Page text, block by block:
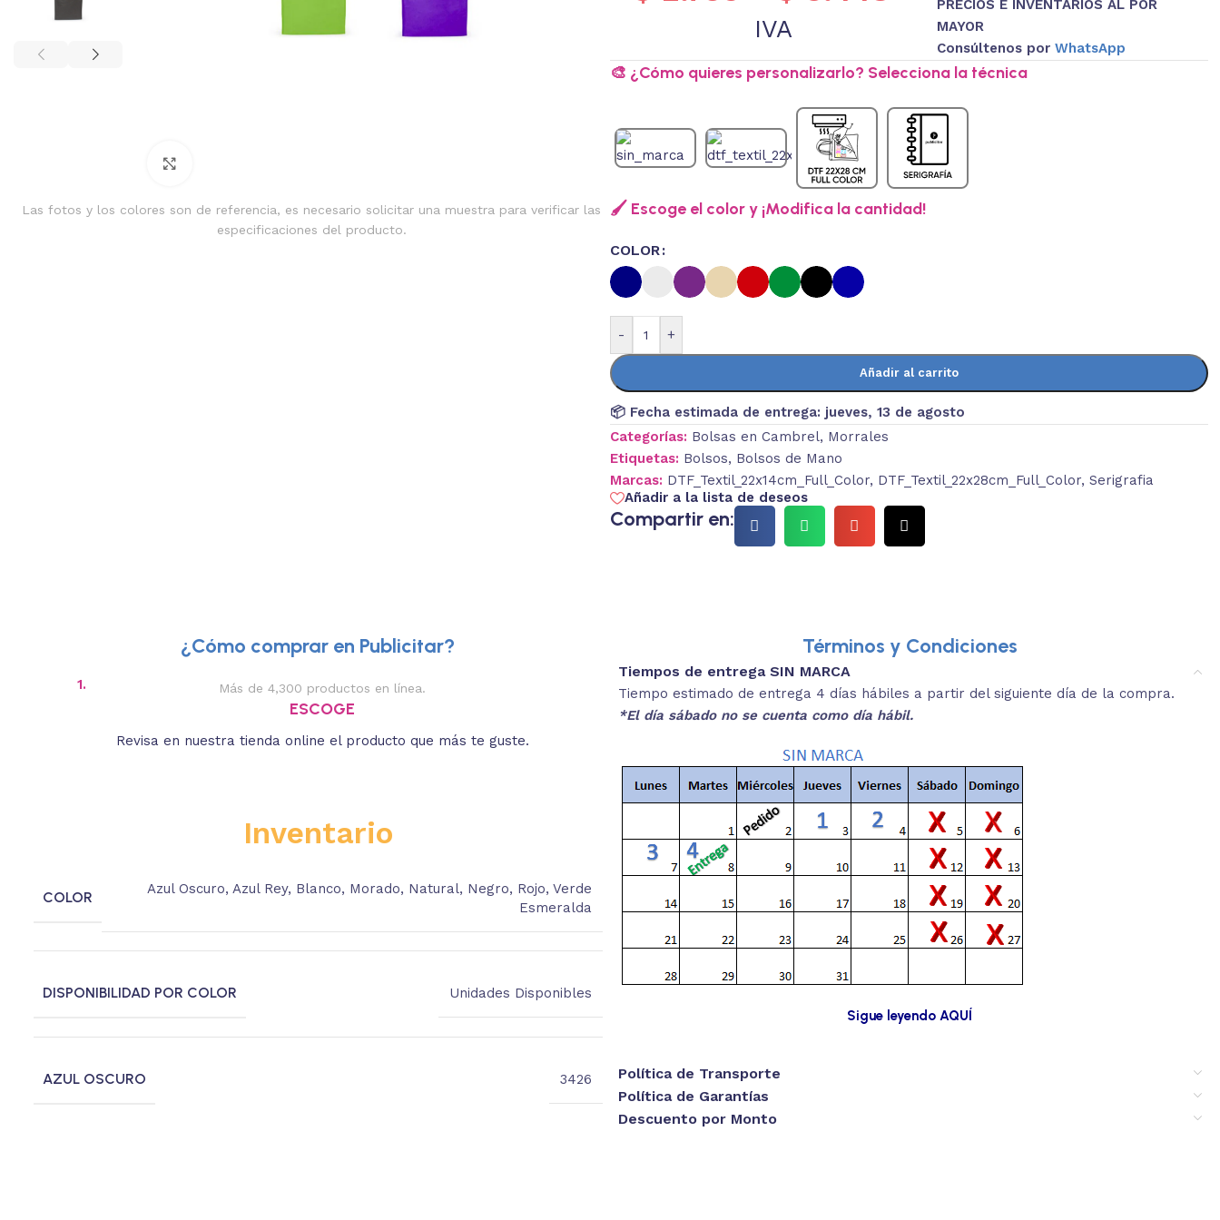
Las fotos y los colores son de referencia, es necesario solicitar una muestra para verificar las
especificaciones del producto.
IVA
PRECIOS E INVENTARIOS AL POR
MAYOR
Consúltenos por WhatsApp
🎨 ¿Cómo quieres personalizarlo? Selecciona la técnica
🖌️ Escoge el color y ¡Modifica la cantidad!
COLOR
- +
Añadir al carrito
📦 Fecha estimada de entrega: jueves, 13 de agosto
Categorías: Bolsas en Cambrel, Morrales
Etiquetas: Bolsos, Bolsos de Mano
Marcas: DTF_Textil_22x14cm_Full_Color, DTF_Textil_22x28cm_Full_Color, Serigrafia
Añadir a la lista de deseos
Compartir en:
¿Cómo comprar en Publicitar?
1. Más de 4,300 productos en línea.
ESCOGE
Revisa en nuestra tienda online el producto que más te guste.
Descripciones breves y medidas aproximadas.
REVISA
estás buscando.
3.
Inventario
COLOR
Azul Oscuro, Azul Rey, Blanco, Morado, Natural, Negro, Rojo, Verde
Esmeralda
DISPONIBILIDAD POR COLOR Unidades Disponibles
AZUL OSCURO 3426
Términos y Condiciones
Tiempos de entrega SIN MARCA
Tiempo estimado de entrega 4 días hábiles a partir del siguiente día de la compra.
*El día sábado no se cuenta como día hábil.
Sigue leyendo AQUÍ
Política de Transporte
Política de Garantías
Descuento por Monto